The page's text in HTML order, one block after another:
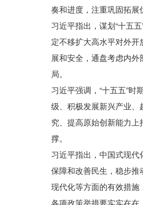
奏和进度，注重巩固拓展
习近平指出，谋划“十五
定不移扩大高水平对外
展和安全，通盘考虑内
局。
习近平强调，“十五五”
级、积极发展新兴产业
究、提高原始创新能力
撑。
习近平指出，中国式现
保障和改善民生，稳步
现代化等方面的有效措施
各项政策举措要实实在在